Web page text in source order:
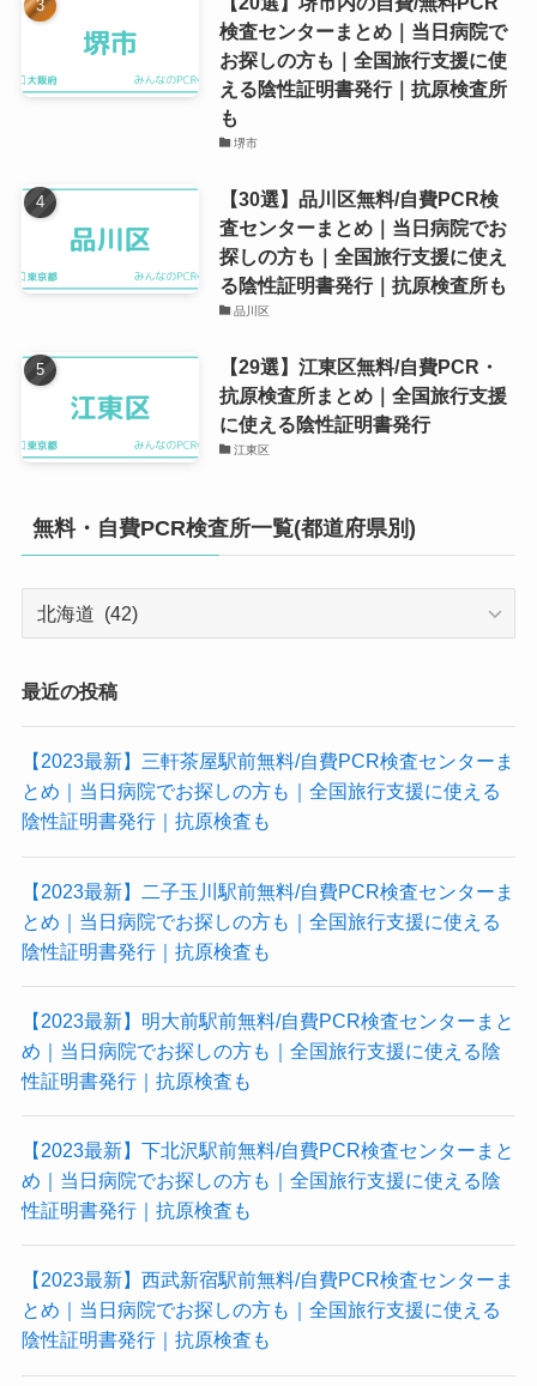
検査センターまとめ｜当日病院で
お探しの方も｜全国旅行支援に使
える陰性証明書発行｜抗原検査所
も
堺市
【30選】品川区無料/自費PCR検
査センターまとめ｜当日病院でお
探しの方も｜全国旅行支援に使え
る陰性証明書発行｜抗原検査所も
品川区
【29選】江東区無料/自費PCR・
抗原検査所まとめ｜全国旅行支援
に使える陰性証明書発行
江東区
無料・自費PCR検査所一覧(都道府県別)
費
PCR
検
査
所
(都
道
府
県
別)
最近の投稿
【2023最新】三軒茶屋駅前無料/自費PCR検査センターま
とめ｜当日病院でお探しの方も｜全国旅行支援に使える
陰性証明書発行｜抗原検査も
【2023最新】二子玉川駅前無料/自費PCR検査センターま
とめ｜当日病院でお探しの方も｜全国旅行支援に使える
陰性証明書発行｜抗原検査も
【2023最新】明大前駅前無料/自費PCR検査センターまと
め｜当日病院でお探しの方も｜全国旅行支援に使える陰
性証明書発行｜抗原検査も
【2023最新】下北沢駅前無料/自費PCR検査センターまと
め｜当日病院でお探しの方も｜全国旅行支援に使える陰
性証明書発行｜抗原検査も
【2023最新】西武新宿駅前無料/自費PCR検査センターま
とめ｜当日病院でお探しの方も｜全国旅行支援に使える
陰性証明書発行｜抗原検査も